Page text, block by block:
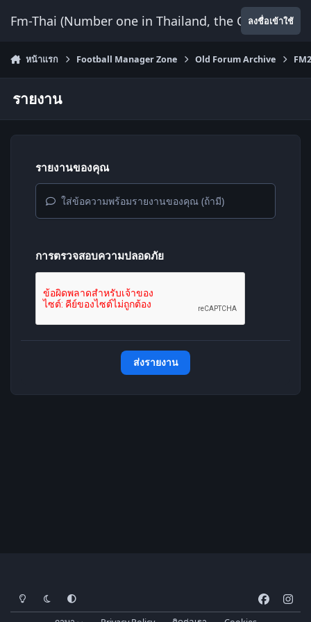
Fm-Thai (Number one in Thailand, the Onlyลงชื่อเข้าใช้
หน้าแรก Football Manager Zone Old Forum Archive
รายงาน
รายงานของคุณ
ใส่ข้อความพร้อมรายงานของคุณ (ถ้ามี)
การตรวจสอบความปลอดภัย
ส่งรายงาน
โหมดสว่างโหมดมืด การตั้งค่าระบบ
a
n